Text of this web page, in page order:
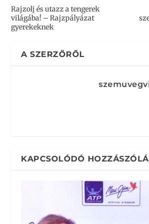
Rajzolj és utazz a tengerek
világába! – Rajzpályázat
gyerekeknek
A SZERZŐRŐL
KAPCSOLÓDÓ